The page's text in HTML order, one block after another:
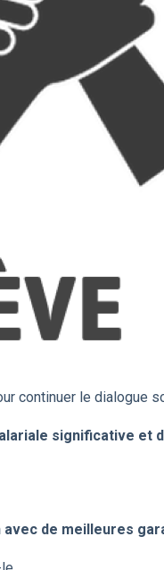
continuer le dialogue
significative et
de meilleures